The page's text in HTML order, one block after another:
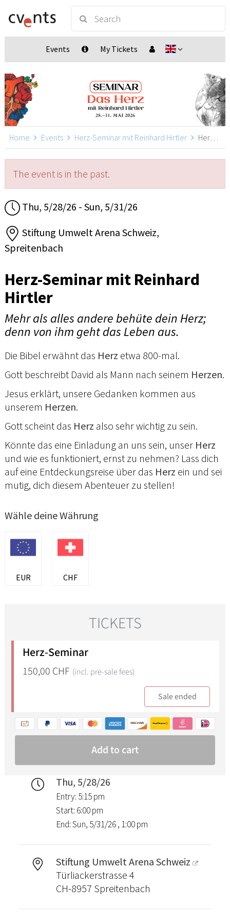
Events My Tickets
Home Events Herz-Seminar mit Reinhard Hirtler Herz-Seminar mit Reinhard Hirtler, Spreitenbach
The event is in the past.
Thu, 5/28/26 - Sun, 5/31/26
Stiftung Umwelt Arena Schweiz,
Spreitenbach
Herz-Seminar mit Reinhard
Hirtler
Mehr als alles andere behüte dein Herz;
denn von ihm geht das Leben aus.
Die Bibel erwähnt das Herz etwa 800-mal.
Gott beschreibt David als Mann nach seinem Herzen.
Jesus erklärt, unsere Gedanken kommen aus
unserem Herzen.
Gott scheint das Herz also sehr wichtig zu sein.
Könnte das eine Einladung an uns sein, unser Herz
und wie es funktioniert, ernst zu nehmen? Lass dich
auf eine Entdeckungsreise über das Herz ein und sei
mutig, dich diesem Abenteuer zu stellen!
Wähle deine Währung
EUR CHF
Thu, 5/28/26
Entry: 5:15 pm
Start: 6:00 pm
End: Sun, 5/31/26 , 1:00 pm
Stiftung Umwelt Arena Schweiz
Türliackerstrasse 4
CH-8957 Spreitenbach